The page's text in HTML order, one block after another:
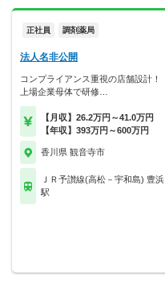
正社員 調剤薬局
法人名非公開
コンプライアンス重視の店舗設計！
上場企業母体で研修…
【月収】26.2万円～41.0万円
【年収】393万円～600万円
香川県 観音寺市
ＪＲ予讃線(高松－宇和島) 豊浜
駅